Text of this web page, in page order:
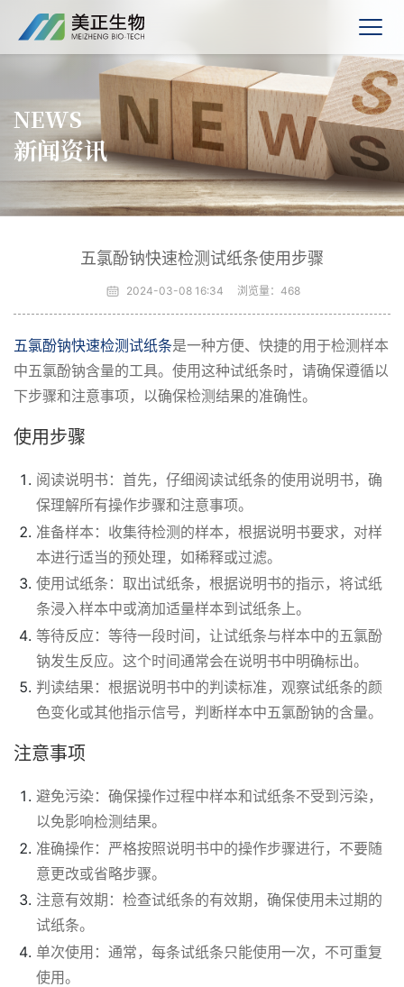
NEWS
新闻资讯
五氯酚钠快速检测试纸条使用步骤
2024-03-08 16:34 浏览量： 468
五氯酚钠快速检测试纸条是一种方便、快捷的用于检测样本
中五氯酚钠含量的工具。使用这种试纸条时，请确保遵循以
下步骤和注意事项，以确保检测结果的准确性。
使用步骤
阅读说明书：首先，仔细阅读试纸条的使用说明书，确
保理解所有操作步骤和注意事项。
准备样本：收集待检测的样本，根据说明书要求，对样
本进行适当的预处理，如稀释或过滤。
使用试纸条：取出试纸条，根据说明书的指示，将试纸
条浸入样本中或滴加适量样本到试纸条上。
等待反应：等待一段时间，让试纸条与样本中的五氯酚
钠发生反应。这个时间通常会在说明书中明确标出。
判读结果：根据说明书中的判读标准，观察试纸条的颜
色变化或其他指示信号，判断样本中五氯酚钠的含量。
注意事项
避免污染：确保操作过程中样本和试纸条不受到污染，
以免影响检测结果。
准确操作：严格按照说明书中的操作步骤进行，不要随
意更改或省略步骤。
注意有效期：检查试纸条的有效期，确保使用未过期的
试纸条。
单次使用：通常，每条试纸条只能使用一次，不可重复
使用。